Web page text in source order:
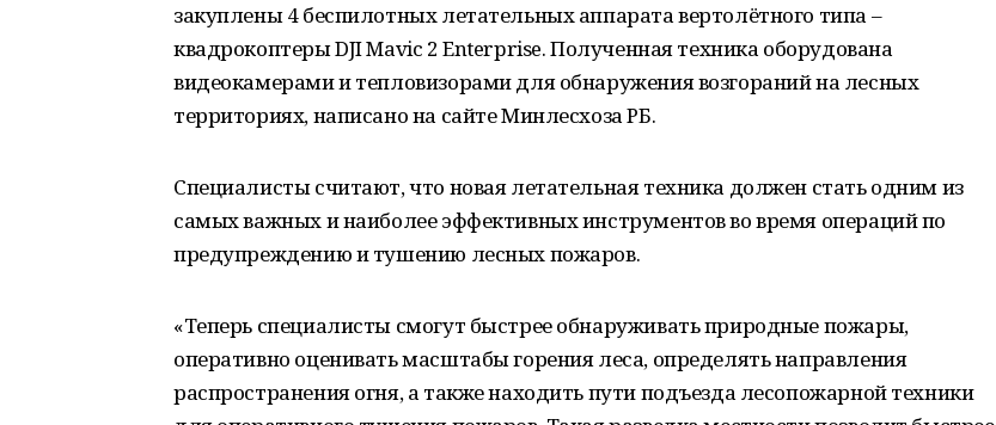
закуплены 4 беспилотных летательных аппарата вертолётного типа –
квадрокоптеры DJI Mavic 2 Enterprise. Полученная техника оборудована
видеокамерами и тепловизорами для обнаружения возгораний на лесных
территориях, написано на сайте Минлесхоза РБ.
Специалисты считают, что новая летательная техника должен стать одним из
самых важных и наиболее эффективных инструментов во время операций по
предупреждению и тушению лесных пожаров.
«Теперь специалисты смогут быстрее обнаруживать природные пожары,
оперативно оценивать масштабы горения леса, определять направления
распространения огня, а также находить пути подъезда лесопожарной техники